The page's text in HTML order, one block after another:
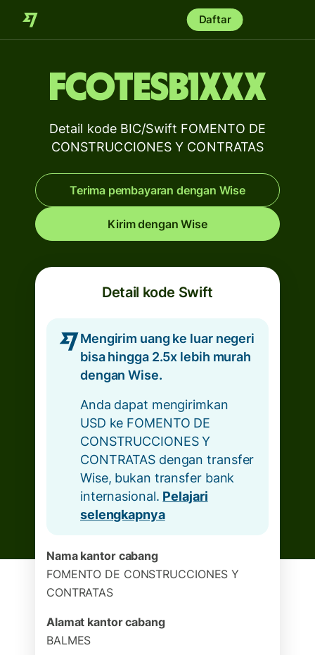
Daftar
FCOTESB1XXX
Detail kode BIC/Swift FOMENTO DE
CONSTRUCCIONES Y CONTRATAS
Terima pembayaran dengan Wise
Kirim dengan Wise
Detail kode Swift
Mengirim uang ke luar negeri
bisa hingga 2.5x lebih murah
dengan Wise.
Anda dapat mengirimkan
USD ke FOMENTO DE
CONSTRUCCIONES Y
CONTRATAS dengan transfer
Wise, bukan transfer bank
internasional. Pelajari
selengkapnya
Nama kantor cabang
FOMENTO DE CONSTRUCCIONES Y
CONTRATAS
Alamat kantor cabang
BALMES